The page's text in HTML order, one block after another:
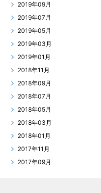
2019年09月
2019年07月
2019年05月
2019年03月
2019年01月
2018年11月
2018年09月
2018年07月
2018年05月
2018年03月
2018年01月
2017年11月
2017年09月